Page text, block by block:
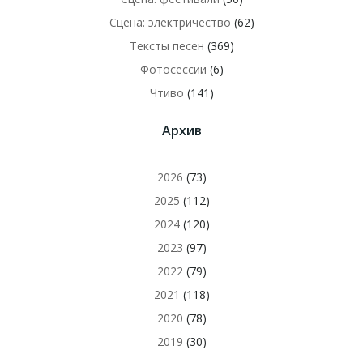
Сцена: электричество (62)
Тексты песен (369)
Фотосессии (6)
Чтиво (141)
Архив
2026 (73)
2025 (112)
2024(120)
2023 (97)
2022 (79)
2021 (118)
2020 (78)
2019 (30)